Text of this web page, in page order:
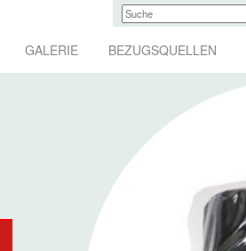
GALERIE BEZUGSQUELLEN